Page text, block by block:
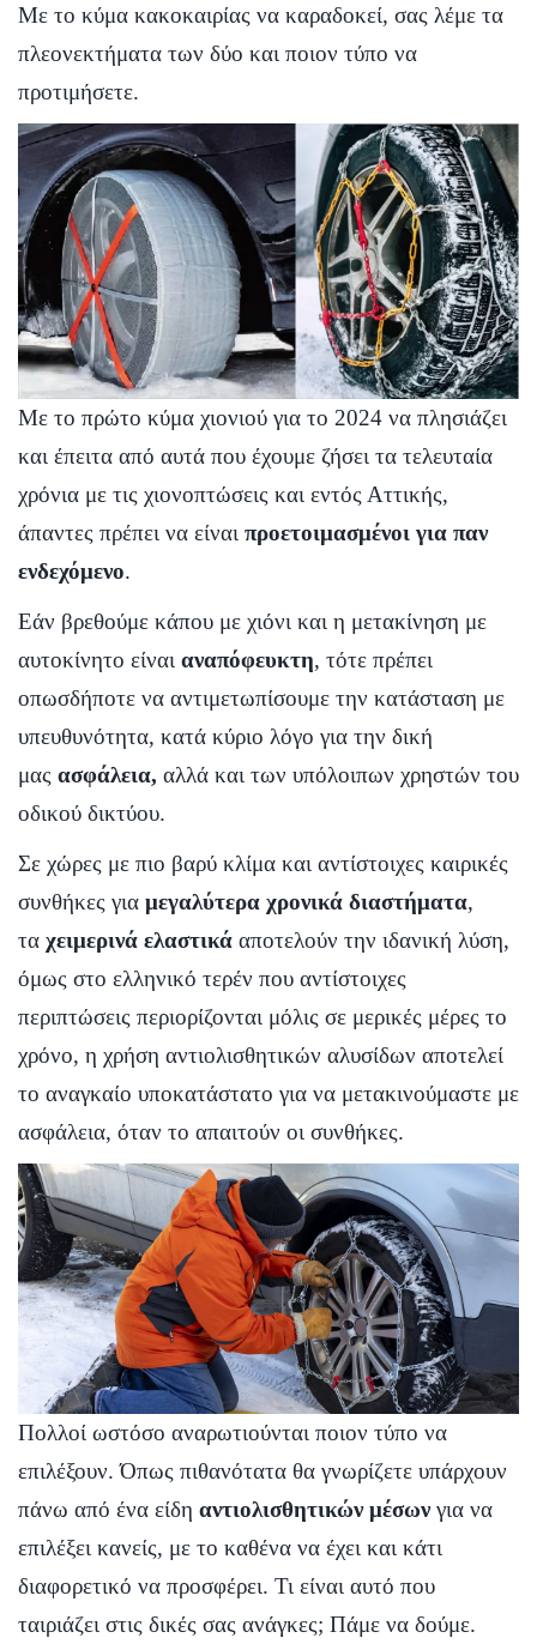
Με το κύμα κακοκαιρίας να καραδοκεί, σας λέμε τα
πλεονεκτήματα των δύο και ποιον τύπο να
προτιμήσετε.
Με το πρώτο κύμα χιονιού για το 2024 να πλησιάζει
και έπειτα από αυτά που έχουμε ζήσει τα τελευταία
χρόνια με τις χιονοπτώσεις και εντός Αττικής,
άπαντες πρέπει να είναι προετοιμασμένοι για παν
ενδεχόμενο.
Εάν βρεθούμε κάπου με χιόνι και η μετακίνηση με
αυτοκίνητο είναι αναπόφευκτη, τότε πρέπει
οπωσδήποτε να αντιμετωπίσουμε την κατάσταση με
υπευθυνότητα, κατά κύριο λόγο για την δική
μας ασφάλεια, αλλά και των υπόλοιπων χρηστών του
οδικού δικτύου.
Σε χώρες με πιο βαρύ κλίμα και αντίστοιχες καιρικές
συνθήκες για μεγαλύτερα χρονικά διαστήματα,
τα χειμερινά ελαστικά αποτελούν την ιδανική λύση,
όμως στο ελληνικό τερέν που αντίστοιχες
περιπτώσεις περιορίζονται μόλις σε μερικές μέρες το
χρόνο, η χρήση αντιολισθητικών αλυσίδων αποτελεί
το αναγκαίο υποκατάστατο για να μετακινούμαστε με
ασφάλεια, όταν το απαιτούν οι συνθήκες.
Πολλοί ωστόσο αναρωτιούνται ποιον τύπο να
επιλέξουν. Όπως πιθανότατα θα γνωρίζετε υπάρχουν
πάνω από ένα είδη αντιολισθητικών μέσωνγια να
επιλέξει κανείς, με το καθένα να έχει και κάτι
διαφορετικό να προσφέρει. Τι είναι αυτό που
ταιριάζει στις δικές σας ανάγκες; Πάμε να δούμε.